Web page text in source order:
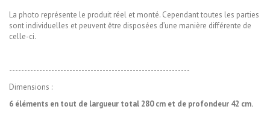
La photo représente le produit réel et monté. Cependant toutes les parties
sont individuelles et peuvent être disposées d’une manière différente de
celle-ci.
------------------------------------------------------------
Dimensions :
6 éléments en tout de largueur total 280 cm et de profondeur 42 cm.